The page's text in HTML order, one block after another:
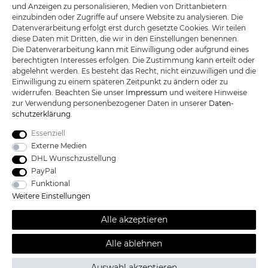
R.B. Trading GmbH
Lutzweg 2a
D - 04910 Elsterwerda
Hotline: +49 (0) 3533487781
Technik: +49 (0) 3533487440
Mail: info@katana-land.de
Alle Preise sind inkl. der gesetzlichen Mehrwertsteuer und zzgl.
Kostenloser Versand ab 100 Euro Bestellwert nur
innerhalb Deutschlands.© 2019 Katana-Land / Alle Rechte
vorbehalten.
und Anzeigen zu personalisieren, Medien von Drittanbietern
einzubinden oder Zugriffe auf unsere Website zu analysieren. Die
Datenverarbeitung erfolgt erst durch gesetzte Cookies. Wir teilen
diese Daten mit Dritten, die wir in den Einstellungen benennen.
Die Datenverarbeitung kann mit Einwilligung oder aufgrund eines
berechtigten Interesses erfolgen. Die Zustimmung kann erteilt oder
abgelehnt werden. Es besteht das Recht, nicht einzuwilligen und die
Einwilligung zu einem späteren Zeitpunkt zu ändern oder zu
widerrufen. Beachten Sie unser Impressum und weitere Hinweise
zur Verwendung personenbezogener Daten in unserer Daten­
schutz­erklärung.
Essenziell
Externe Medien
DHL Wunschzustellung
PayPal
Funktional
Weitere Einstellungen
Alle akzeptieren
Alle ablehnen